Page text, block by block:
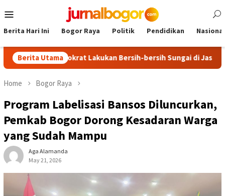
to
Menu
Berita Hari Ini Bogor Raya Politik Pendidikan Nasional
Berita Utama
Demokrat Lakukan Bersih-bersih Sungai di Jasinga
Home Bogor Raya
Program Labelisasi Bansos Diluncurkan,
Pemkab Bogor Dorong Kesadaran Warga
yang Sudah Mampu
Aga Alamanda
May 21, 2026